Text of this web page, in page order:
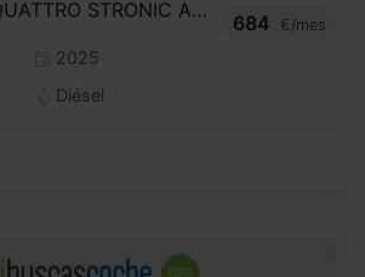
AVANT 45 TDI QUATTRO STRONIC ADVANCED
2025
Diésel
684
€/mes